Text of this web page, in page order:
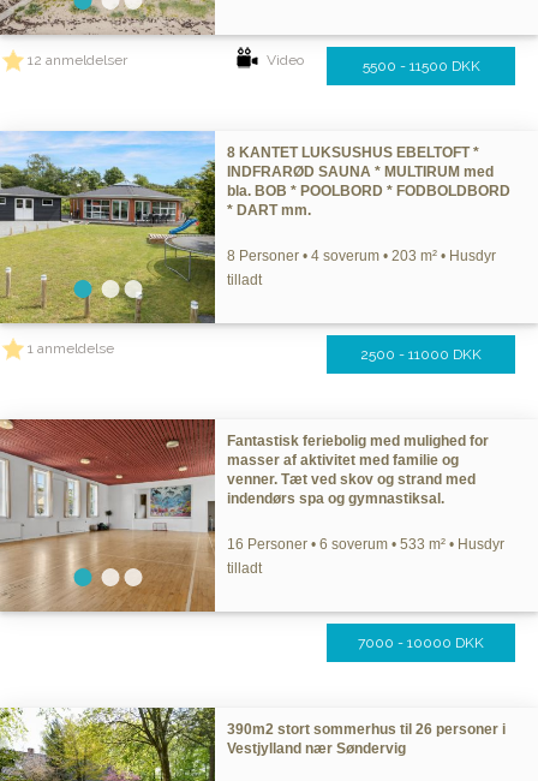
12 anmeldelser Video 5500 - 11500 DKK
8 KANTET LUKSUSHUS EBELTOFT *
INDFRARØD SAUNA * MULTIRUM med
bla. BOB * POOLBORD * FODBOLDBORD
* DART mm.
8 Personer • 4 soverum • 203 m² • Husdyr
tilladt
1 anmeldelse 2500 - 11000 DKK
Fantastisk feriebolig med mulighed for
masser af aktivitet med familie og
venner. Tæt ved skov og strand med
indendørs spa og gymnastiksal.
16 Personer • 6 soverum • 533 m² • Husdyr
tilladt
7000 - 10000 DKK
390m2 stort sommerhus til 26 personer i
Vestjylland nær Søndervig